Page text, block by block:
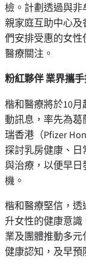
檢。計劃透過與非
親家庭互助中心
們安排受惠的女
醫療關注。
粉紅夥伴 業界攜
楷和醫療將於10
動訊息，率先為葛
瑞香港（Pfizer
探討乳房健康、
與治療，以便早
機。
楷和醫療堅信，
升女性的健康意
業及團體推動多
健康認知，及早預